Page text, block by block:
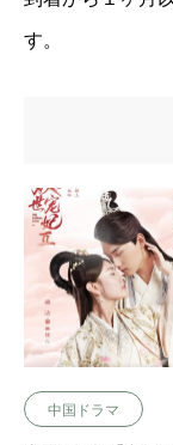
す。
中国ドラマ